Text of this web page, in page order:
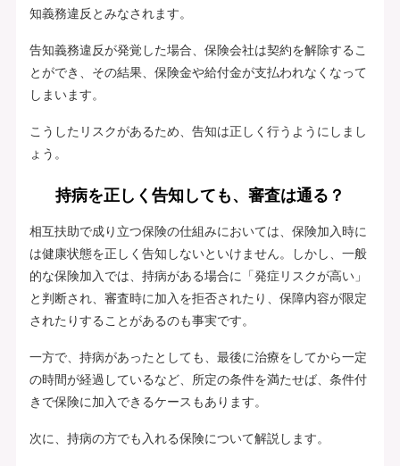
知義務違反とみなされます。
告知義務違反が発覚した場合、保険会社は契約を解除するこ
とができ、その結果、保険金や給付金が支払われなくなって
しまいます。
こうしたリスクがあるため、告知は正しく行うようにしまし
ょう。
持病を正しく告知しても、審査は通る？
相互扶助で成り立つ保険の仕組みにおいては、保険加入時に
は健康状態を正しく告知しないといけません。しかし、一般
的な保険加入では、持病がある場合に「発症リスクが高い」
と判断され、審査時に加入を拒否されたり、保障内容が限定
されたりすることがあるのも事実です。
一方で、持病があったとしても、最後に治療をしてから一定
の時間が経過しているなど、所定の条件を満たせば、条件付
きで保険に加入できるケースもあります。
次に、持病の方でも入れる保険について解説します。